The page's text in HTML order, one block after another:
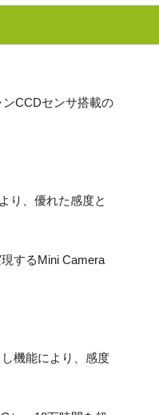
CCDセンサ搭載の
り、優れた感度と
するMini Camera
機能により、感度